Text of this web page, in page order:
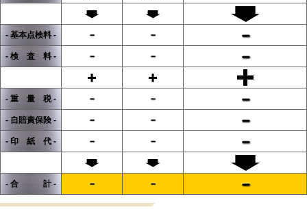
- 基本点検料 -
- 検 査 料 -
- 重 量 税 -
- 自賠責保険 -
- 印 紙 代 -
- 合 計 -